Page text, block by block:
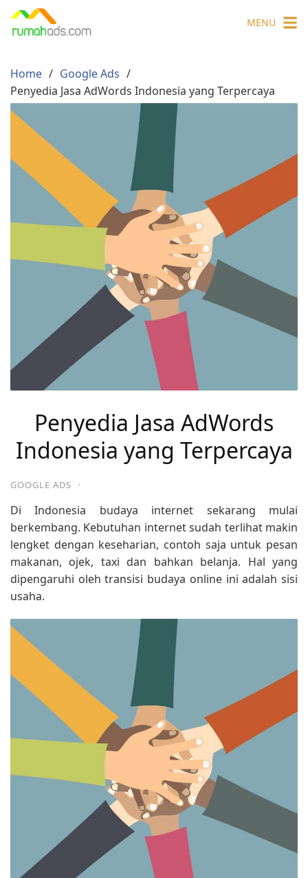
Skip
MENU
Home
Google Ads
Penyedia Jasa AdWords Indonesia yang Terpercaya
Penyedia Jasa AdWords
Indonesia yang Terpercaya
GOOGLE ADS ·
Di Indonesia budaya internet sekarang mulai
berkembang. Kebutuhan internet sudah terlihat makin
lengket dengan keseharian, contoh saja untuk pesan
makanan, ojek, taxi dan bahkan belanja. Hal yang
dipengaruhi oleh transisi budaya online ini adalah sisi
usaha.